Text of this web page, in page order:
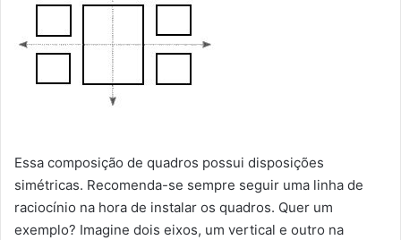
Essa composição de quadros possui disposições
simétricas. Recomenda-se sempre seguir uma linha de
raciocínio na hora de instalar os quadros. Quer um
exemplo? Imagine dois eixos, um vertical e outro na